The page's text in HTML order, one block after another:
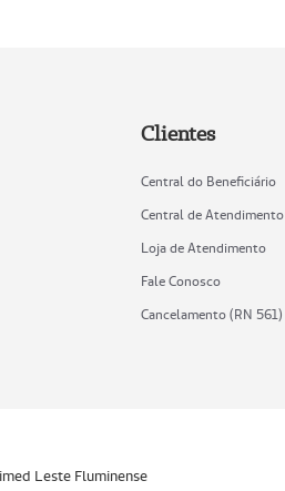
Clientes
Central do Beneficiário
Central de Atendimento
Loja de Atendimento
Fale Conosco
Cancelamento (RN 561)
Leste Fluminense